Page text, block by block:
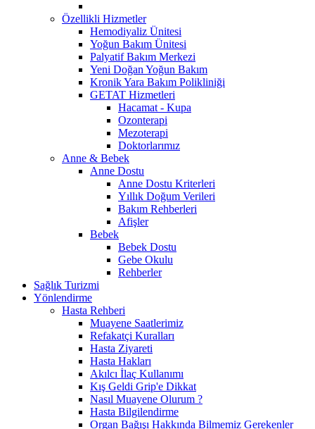
Özellikli Hizmetler
Hemodiyaliz Ünitesi
Yoğun Bakım Ünitesi
Palyatif Bakım Merkezi
Yeni Doğan Yoğun Bakım
Kronik Yara Bakım Polikliniği
GETAT Hizmetleri
Hacamat - Kupa
Ozonterapi
Mezoterapi
Doktorlarımız
Anne & Bebek
Anne Dostu
Anne Dostu Kriterleri
Yıllık Doğum Verileri
Bakım Rehberleri
Afişler
Bebek
Bebek Dostu
Gebe Okulu
Rehberler
Sağlık Turizmi
Yönlendirme
Hasta Rehberi
Muayene Saatlerimiz
Refakatçi Kuralları
Hasta Ziyareti
Hasta Hakları
Akılcı İlaç Kullanımı
Kış Geldi Grip'e Dikkat
Nasıl Muayene Olurum ?
Hasta Bilgilendirme
Organ Bağışı Hakkında Bilmemiz Gerekenler